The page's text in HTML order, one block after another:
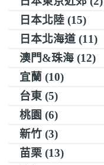
日本北陸 (15)
日本北海道 (11)
澳門&珠海 (12)
宜蘭 (10)
台東 (5)
桃園 (6)
新竹 (3)
苗栗 (13)